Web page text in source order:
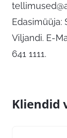
Edasimüüja:
Viljandi. E-
641 1111.
Kliendid